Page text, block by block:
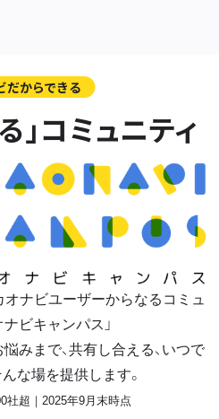
だからできる
」コミュニティ
オナビユーザーからなるコミュ
ビキャンパス」
みまで、共有し合える、いつで
な場を提供します。
社超｜2025年9月末時点